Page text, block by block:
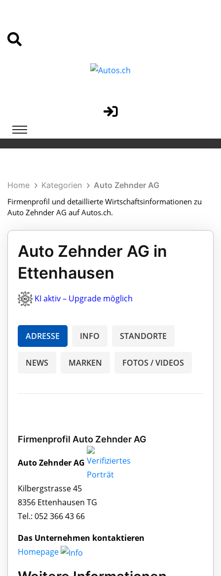
Home Kategorien
Auto Zehnder AG
Firmenprofil und detaillierte Wirtschaftsinformationen zu
Auto Zehnder AG auf Autos.ch.
Auto Zehnder AG in
Ettenhausen
KI aktiv – Upgrade möglich
ADRESSE INFO STANDORTE
NEWS MARKEN FOTOS / VIDEOS
Firmenprofil Auto Zehnder AG
Auto Zehnder AG
Kilbergstrasse 45
8356 Ettenhausen TG
Tel.: 052 366 43 66
Das Unternehmen kontaktieren
Homepage